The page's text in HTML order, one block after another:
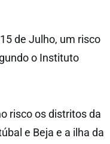
de Julho, um risco
o Instituto
risco os distritos da
e Beja e a ilha da